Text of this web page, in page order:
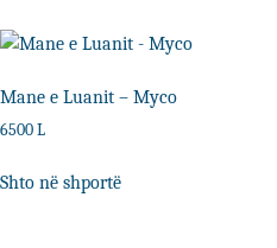
Mane e Luanit – Myco
6500 L
Shto në shportë